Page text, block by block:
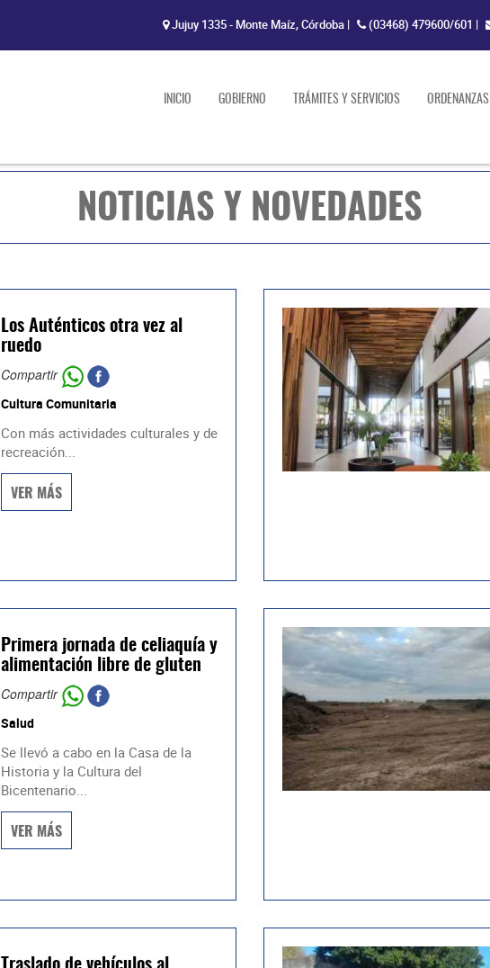
Jujuy 1335 - Monte Maíz, Córdoba | (03468) 479600/601 |
INICIO GOBIERNO TRÁMITES Y SERVICIOS ORDENANZAS
NOTICIAS Y NOVEDADES
Los Auténticos otra vez al
ruedo
Compartir
Cultura Comunitaria
Con más actividades culturales y de
recreación...
VER MÁS
Primera jornada de celiaquía y
alimentación libre de gluten
Compartir
Salud
Se llevó a cabo en la Casa de la
Historia y la Cultura del
Bicentenario...
VER MÁS